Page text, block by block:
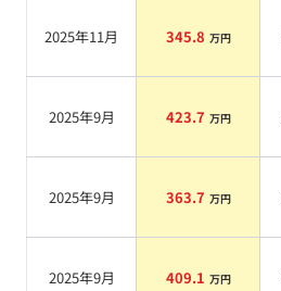
2025年11月 345.8 万円
2025年9月 423.7 万円
2025年9月 363.7 万円
2025年9月 409.1 万円